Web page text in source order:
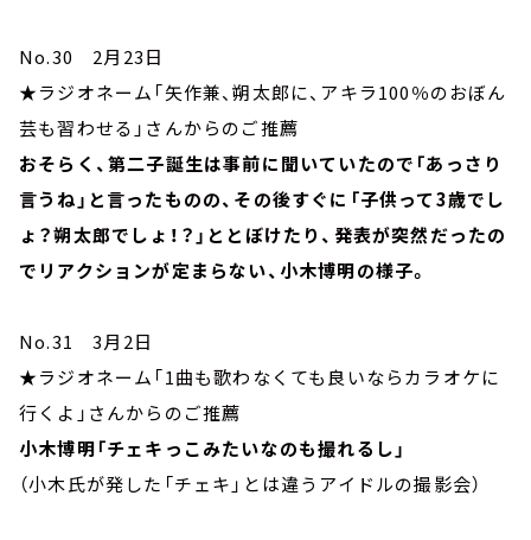
No.30 2月23日
★ラジオネーム「矢作兼、朔太郎に、アキラ100％のおぼん
芸も習わせる」さんからのご推薦
おそらく、第二子誕生は事前に聞いていたので「あっさり
言うね」と言ったものの、その後すぐに「子供って3歳でし
ょ？朔太郎でしょ！？」ととぼけたり、発表が突然だったの
でリアクションが定まらない、小木博明の様子。
No.31 3月2日
★ラジオネーム「1曲も歌わなくても良いならカラオケに
行くよ」さんからのご推薦
小木博明「チェキっこみたいなのも撮れるし」
（小木氏が発した「チェキ」とは違うアイドルの撮影会）